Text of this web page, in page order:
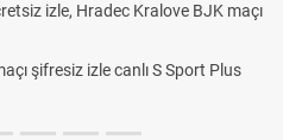
izle, Hradec Kralove BJK maçı
şifresiz izle canlı S Sport Plus